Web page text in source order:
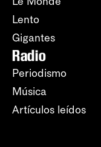
Lento
Gigantes
Radio
Periodismo
Música
Artículos leídos